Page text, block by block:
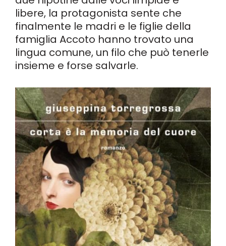
libere, la protagonista sente che
finalmente le madri e le figlie della
famiglia Accoto hanno trovato una
lingua comune, un filo che può tenerle
insieme e forse salvarle.